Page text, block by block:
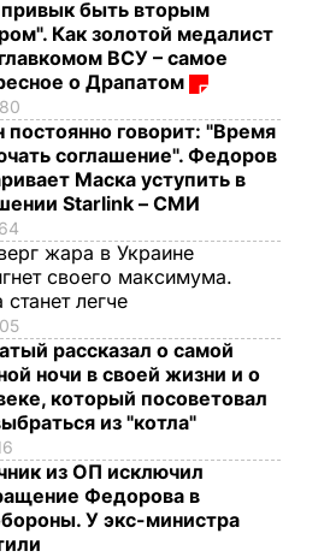
быть вторым
Как золотой медалист
ВСУ – самое
о Драпатом
постоянно говорит: "Время
соглашение". Федоров
Маска уступить в
Starlink – СМИ
жара в Украине
своего максимума.
станет легче
рассказал о самой
ночи в своей жизни и о
который посоветовал
из "котла"
из ОП исключил
Федорова в
У экс-министра